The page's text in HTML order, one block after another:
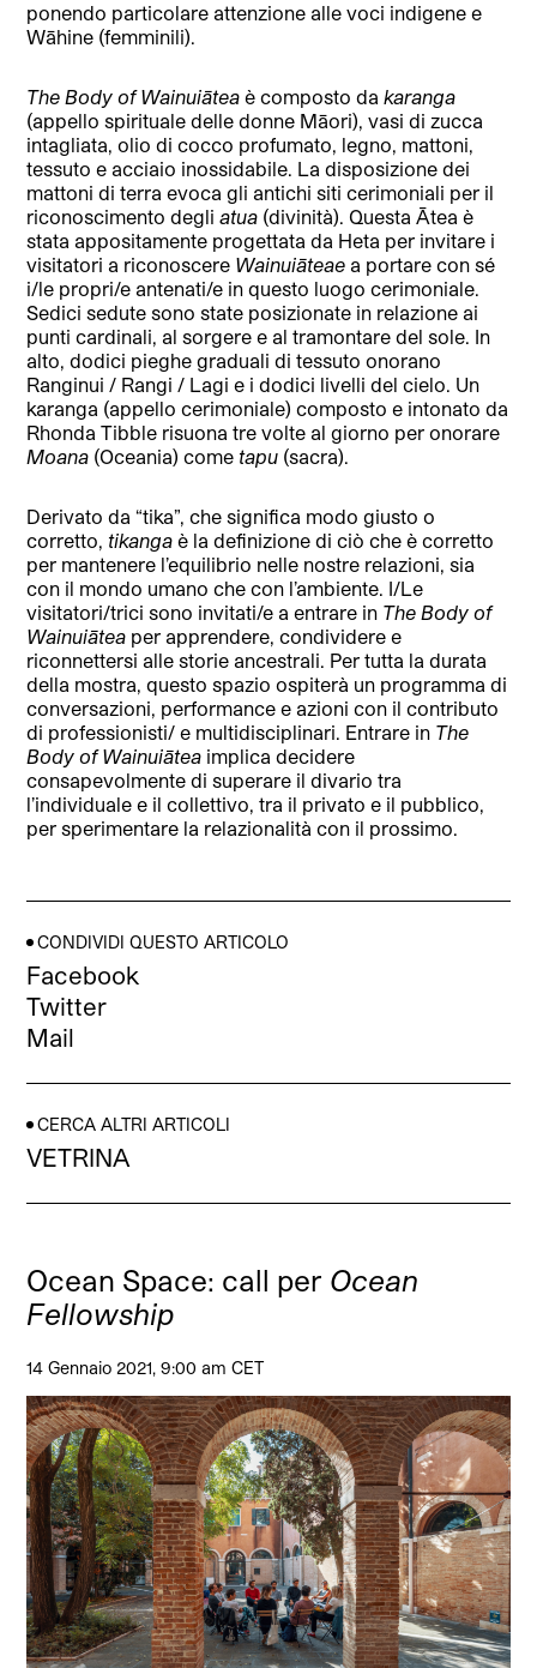
ponendo particolare attenzione alle voci indigene e
Wāhine (femminili).
The Body of Wainuiātea è composto dakaranga
(appello spirituale delle donne Māori), vasi di zucca
intagliata, olio di cocco profumato, legno, mattoni,
tessuto e acciaio inossidabile. La disposizione dei
mattoni di terra evoca gli antichi siti cerimoniali per il
riconoscimento degliatua (divinità). Questa Ātea è
stata appositamente progettata da Heta per invitare i
visitatori a riconoscere Wainuiāteae a portare con sé
i/le propri/e antenati/e in questo luogo cerimoniale.
Sedici sedute sono state posizionate in relazione ai
punti cardinali, al sorgere e al tramontare del sole. In
alto, dodici pieghe graduali di tessuto onorano
Ranginui / Rangi / Lagi e i dodici livelli del cielo. Un
karanga (appello cerimoniale) composto e intonato da
Rhonda Tibble risuona tre volte al giorno per onorare
Moana (Oceania) come tapu (sacra).
Derivato da “tika”, che significa modo giusto o
corretto, tikanga è la definizione di ciò che è corretto
per mantenere l’equilibrio nelle nostre relazioni, sia
con il mondo umano che con l’ambiente. I/Le
visitatori/trici sono invitati/e a entrare in The Body of
Wainuiātea per apprendere, condividere e
riconnettersi alle storie ancestrali. Per tutta la durata
della mostra, questo spazio ospiterà un programma di
conversazioni, performance e azioni con il contributo
di professionisti/ e multidisciplinari. Entrare in The
Body of Wainuiātea implica decidere
consapevolmente di superare il divario tra
l’individuale e il collettivo, tra il privato e il pubblico,
per sperimentare la relazionalità con il prossimo.
CONDIVIDI QUESTO ARTICOLO
Facebook
Twitter
Mail
CERCA ALTRI ARTICOLI
VETRINA
Ocean Space: call per Ocean
Fellowship
14 Gennaio 2021, 9:00 am CET